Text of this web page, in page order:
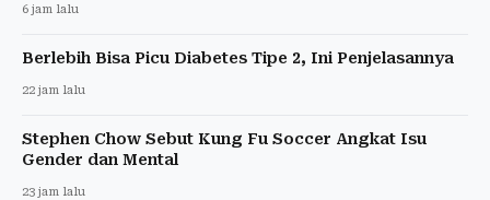
6 jam lalu
Berlebih Bisa Picu Diabetes Tipe 2, Ini Penjelasannya
22 jam lalu
Stephen Chow Sebut Kung Fu Soccer Angkat Isu
Gender dan Mental
23 jam lalu